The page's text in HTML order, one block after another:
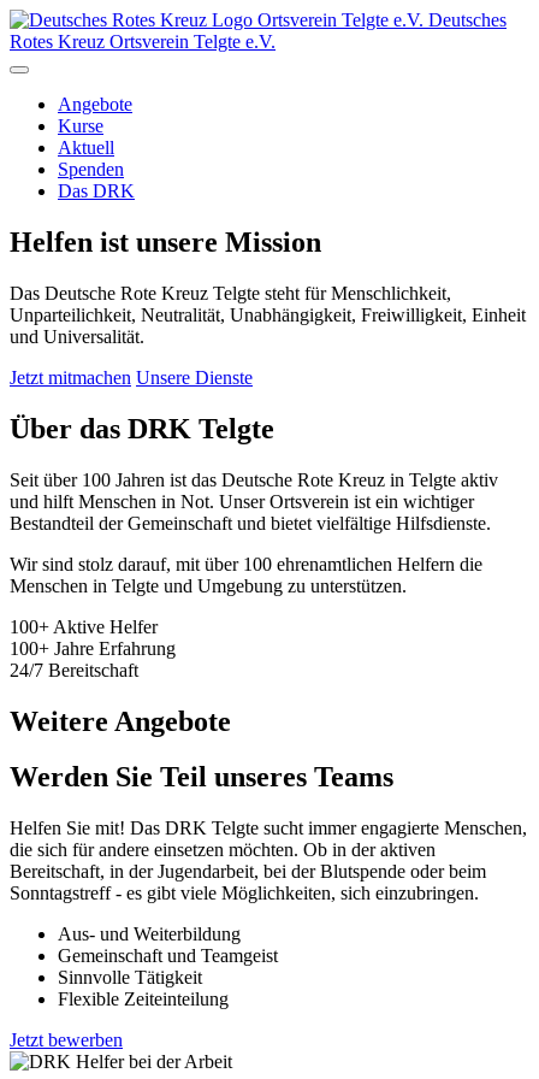
Ortsverein Telgte e.V. Deutsches
Rotes Kreuz Ortsverein Telgte e.V.
Angebote
Kurse
Aktuell
Spenden
Das DRK
Helfen ist unsere Mission
Das Deutsche Rote Kreuz Telgte steht für Menschlichkeit,
Unparteilichkeit, Neutralität, Unabhängigkeit, Freiwilligkeit, Einheit
und Universalität.
Jetzt mitmachen Unsere Dienste
Über das DRK Telgte
Seit über 100 Jahren ist das Deutsche Rote Kreuz in Telgte aktiv
und hilft Menschen in Not. Unser Ortsverein ist ein wichtiger
Bestandteil der Gemeinschaft und bietet vielfältige Hilfsdienste.
Wir sind stolz darauf, mit über 100 ehrenamtlichen Helfern die
Menschen in Telgte und Umgebung zu unterstützen.
100+ Aktive Helfer
100+ Jahre Erfahrung
24/7 Bereitschaft
Weitere Angebote
Werden Sie Teil unseres Teams
Helfen Sie mit! Das DRK Telgte sucht immer engagierte Menschen,
die sich für andere einsetzen möchten. Ob in der aktiven
Bereitschaft, in der Jugendarbeit, bei der Blutspende oder beim
Sonntagstreff - es gibt viele Möglichkeiten, sich einzubringen.
Aus- und Weiterbildung
Gemeinschaft und Teamgeist
Sinnvolle Tätigkeit
Flexible Zeiteinteilung
Jetzt bewerben